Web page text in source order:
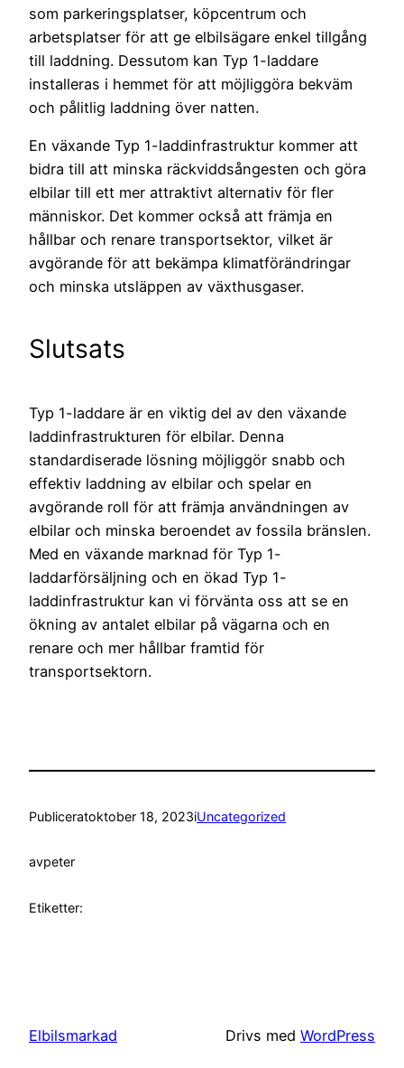
som parkeringsplatser, köpcentrum och
arbetsplatser för att ge elbilsägare enkel tillgång
till laddning. Dessutom kan Typ 1-laddare
installeras i hemmet för att möjliggöra bekväm
och pålitlig laddning över natten.
En växande Typ 1-laddinfrastruktur kommer att
bidra till att minska räckviddsångesten och göra
elbilar till ett mer attraktivt alternativ för fler
människor. Det kommer också att främja en
hållbar och renare transportsektor, vilket är
avgörande för att bekämpa klimatförändringar
och minska utsläppen av växthusgaser.
Slutsats
Typ 1-laddare är en viktig del av den växande
laddinfrastrukturen för elbilar. Denna
standardiserade lösning möjliggör snabb och
effektiv laddning av elbilar och spelar en
avgörande roll för att främja användningen av
elbilar och minska beroendet av fossila bränslen.
Med en växande marknad för Typ 1-
laddarförsäljning och en ökad Typ 1-
laddinfrastruktur kan vi förvänta oss att se en
ökning av antalet elbilar på vägarna och en
renare och mer hållbar framtid för
transportsektorn.
Publiceratoktober 18, 2023iUncategorized
avpeter
Etiketter:
Elbilsmarkad Drivs med WordPress